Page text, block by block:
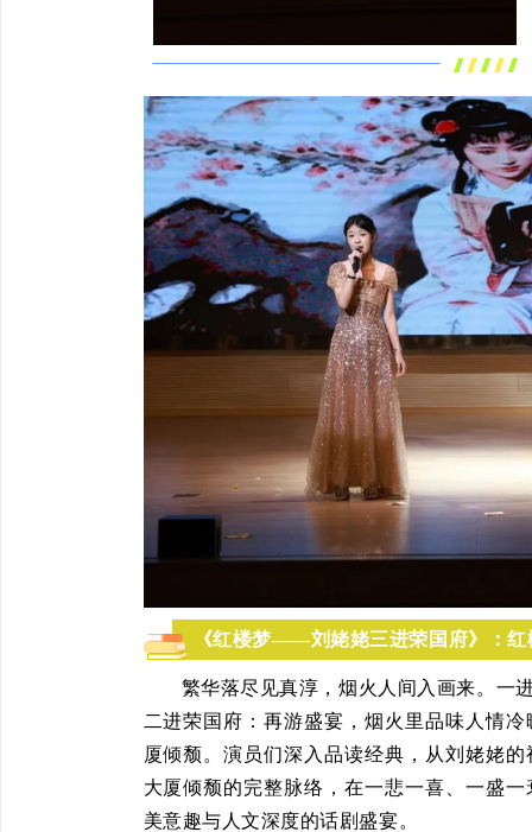
《红楼梦——刘姥姥三进荣国府》：红
繁华落尽见真淳，烟火人间入画来。一
二进荣国府：再游盛宴，烟火里品味人情
厦倾颓。演员们深入品读经典，从刘姥姥
大厦倾颓的完整脉络，在一悲一喜、一盛
美意趣与人文深度的话剧盛宴。